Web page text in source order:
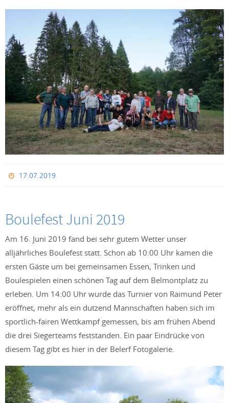
17.07.2019
Boulefest Juni 2019
Am 16. Juni 2019 fand bei sehr gutem Wetter unser
alljährliches Boulefest statt. Schon ab 10:00 Uhr kamen die
ersten Gäste um bei gemeinsamen Essen, Trinken und
Boulespielen einen schönen Tag auf dem Belmontplatz zu
erleben. Um 14:00 Uhr wurde das Turnier von Raimund Peter
eröffnet, mehr als ein dutzend Mannschaften haben sich im
sportlich-fairen Wettkampf gemessen, bis am frühen Abend
die drei Siegerteams feststanden. Ein paar Eindrücke von
diesem Tag gibt es hier in der Belerf Fotogalerie.